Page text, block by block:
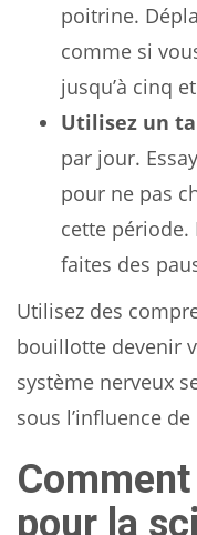
poitrine.
comme si
jusqu’à cinq
Utilisez un
par jour.
pour ne pas
cette période.
faites des
Utilisez des
bouillotte devenir
système nerveux
sous l’influence
pour la